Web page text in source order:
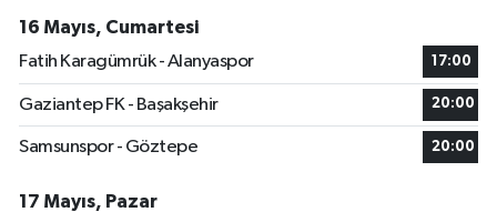
16 Mayıs, Cumartesi
Fatih Karagümrük - Alanyaspor
17:00
Gaziantep FK - Başakşehir 20:00
Samsunspor - Göztepe 20:00
17 Mayıs, Pazar